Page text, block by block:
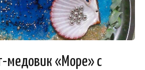
медовик «Море» с